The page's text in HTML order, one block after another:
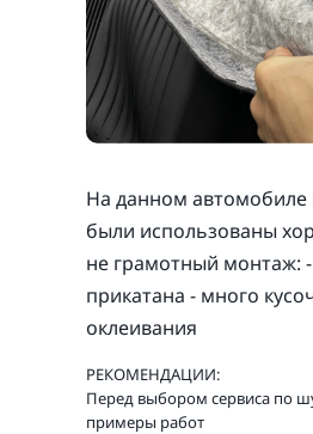
На данном
были использованы
не грамотный монтаж:
прикатана - много
оклеивания
РЕКОМЕНДАЦИИ:
Перед выбором сервиса по
примеры работ